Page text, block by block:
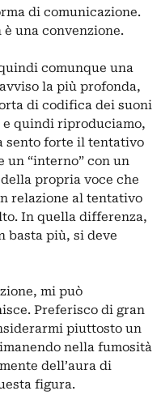
di comunicazione.
una convenzione.
comunque una
la più profonda,
di codifica dei suoni
quindi riproduciamo,
sento forte il tentativo
un “interno” con un
propria voce che
relazione al tentativo
In quella differenza,
basta più, si deve
mi può
Preferisco di gran
piuttosto un
nella fumosità
dell’aura di
figura.